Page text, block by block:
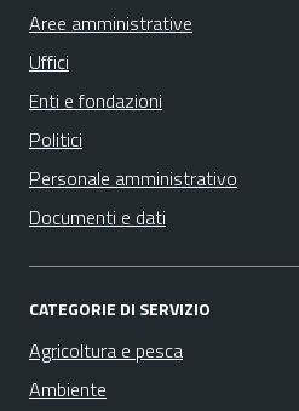
Aree amministrative
Uffici
Enti e fondazioni
Politici
Personale amministrativo
Documenti e dati
CATEGORIE DI SERVIZIO
Agricoltura e pesca
Ambiente